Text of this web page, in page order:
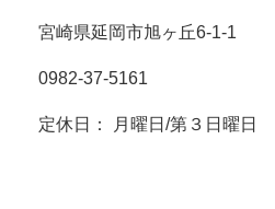
宮崎県延岡市旭ヶ丘6-1-1
0982-37-5161
定休日： 月曜日/第３日曜日